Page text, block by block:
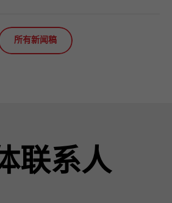
所有新闻稿
联系人